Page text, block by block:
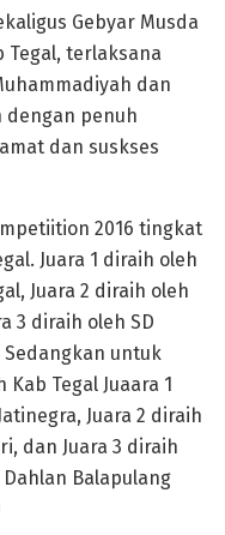
Gebyar Musda
Tegal, terlaksana
dan
dengan penuh
dan suskses
2016 tingkat
Juara 1 diraih oleh
Juara 2 diraih oleh
3 diraih oleh SD
untuk
Tegal Juaara 1
Juara 2 diraih
dan Juara 3 diraih
Balapulang